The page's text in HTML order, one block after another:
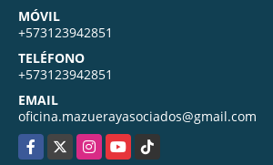
MÓVIL
+573123942851
TELÉFONO
+573123942851
EMAIL
oficina.mazuerayasociados@gmail.com
Facebook
X InstagramYouTubeTikTok